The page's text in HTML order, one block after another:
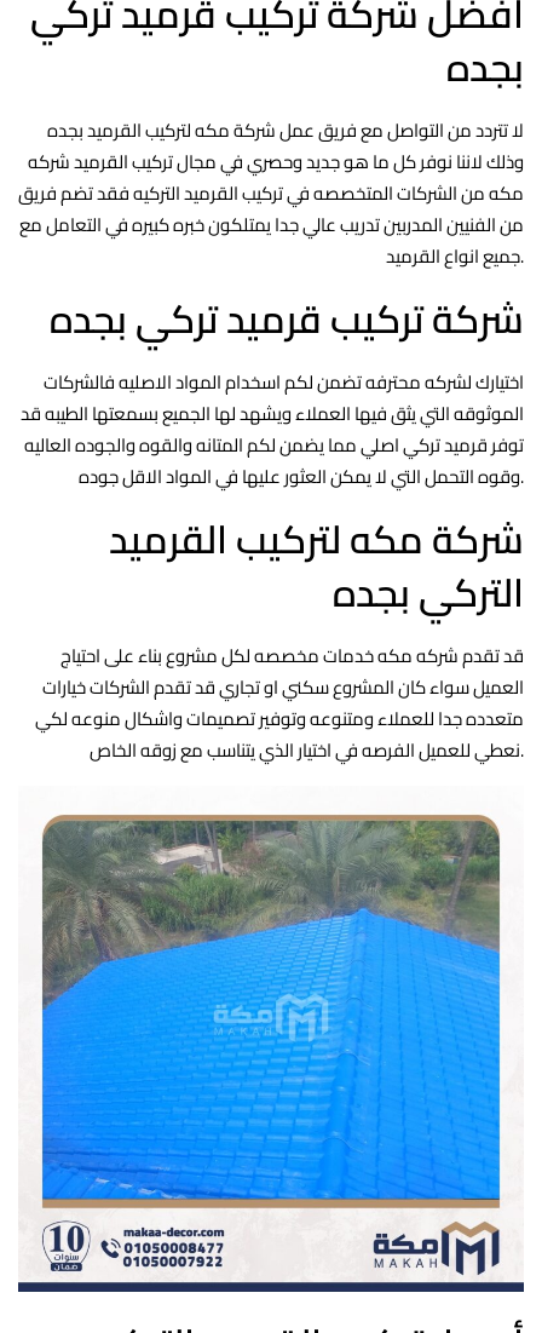
بجده
لا تتردد من التواصل مع فريق عمل شركة مكه لتركيب القرميد بجده
وذلك لاننا نوفر كل ما هو جديد وحصري في مجال تركيب القرميد شركه
مكه من الشركات المتخصصه في تركيب القرميد التركيه فقد تضم فريق
من الفنيين المدربين تدريب عالي جدا يمتلكون خبره كبيره في التعامل مع
جميع انواع القرميد.
شركة تركيب قرميد تركي بجده
اختيارك لشركه محترفه تضمن لكم اسخدام المواد الاصليه فالشركات
الموثوقه التي يثق فيها العملاء ويشهد لها الجميع بسمعتها الطيبه قد
توفر قرميد تركي اصلي مما يضمن لكم المتانه والقوه والجوده العاليه
وقوه التحمل التي لا يمكن العثور عليها في المواد الاقل جوده.
شركة مكه لتركيب القرميد
التركي بجده
قد تقدم شركه مكه خدمات مخصصه لكل مشروع بناء على احتياج
العميل سواء كان المشروع سكني او تجاري قد تقدم الشركات خيارات
متعدده جدا للعملاء ومتنوعه وتوفير تصميمات واشكال منوعه لكي
نعطي للعميل الفرصه في اختيار الذي يتناسب مع زوقه الخاص.